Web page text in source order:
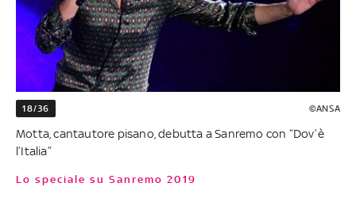
18/36 ©ANSA
Motta, cantautore pisano, debutta a Sanremo con “Dov’è
l’Italia”
Lo speciale su Sanremo 2019